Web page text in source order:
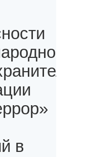
в